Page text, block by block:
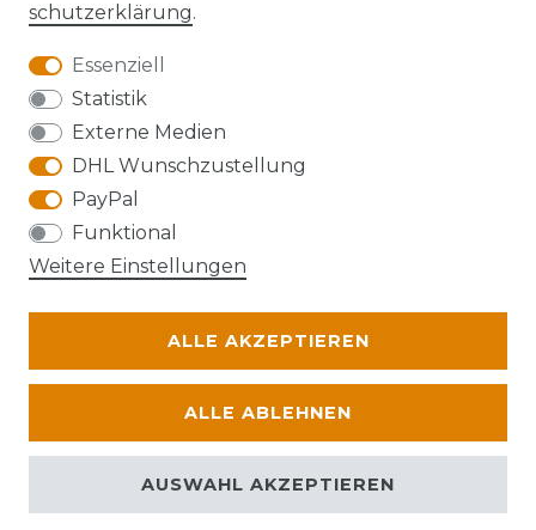
schutz­erklärung.
Essenziell
Statistik
Externe Medien
DHL Wunschzustellung
PayPal
Funktional
Weitere Einstellungen
ALLE AKZEPTIEREN
ALLE ABLEHNEN
AUSWAHL AKZEPTIEREN
Die Karte kann aufgrund ihrer
Datenschutzeinstellungen nicht angezeigt
werden. Bitte akzeptieren Sie die Verwendung
von Google Maps, um die Karte zu verwenden.
© Abraxas 2026 | Alle Rechte vorbehalten.